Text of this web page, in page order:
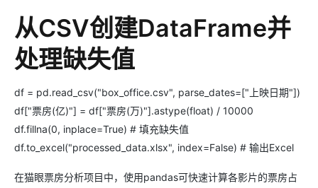
从CSV创建DataFrame并
处理缺失值
df = pd.read_csv("box_office.csv", parse_dates=["上映日期"])
df["票房(亿)"] = df["票房(万)"].astype(float) / 10000
df.fillna(0, inplace=True) # 填充缺失值
df.to_excel("processed_data.xlsx", index=False) # 输出Excel
在猫眼票房分析项目中，使用pandas可快速计算各影片的票房占